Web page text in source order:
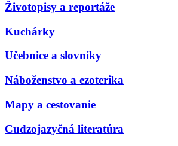
Životopisy a reportáže
Kuchárky
Učebnice a slovníky
Náboženstvo a ezoterika
Mapy a cestovanie
Cudzojazyčná literatúra